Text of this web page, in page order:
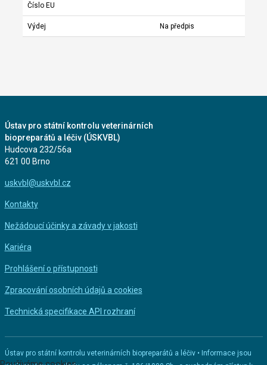
Číslo EU
Výdej Na předpis
Ústav pro státní kontrolu veterinárních
biopreparátů a léčiv (ÚSKVBL)
Hudcova 232/56a
621 00 Brno
uskvbl@uskvbl.cz
Kontakty
Nežádoucí účinky a závady v jakosti
Kariéra
Prohlášení o přístupnosti
Zpracování osobních údajů a cookies
Technická specifikace API rozhraní
Ústav pro státní kontrolu veterinárních biopreparátů a léčiv • Informace jsou